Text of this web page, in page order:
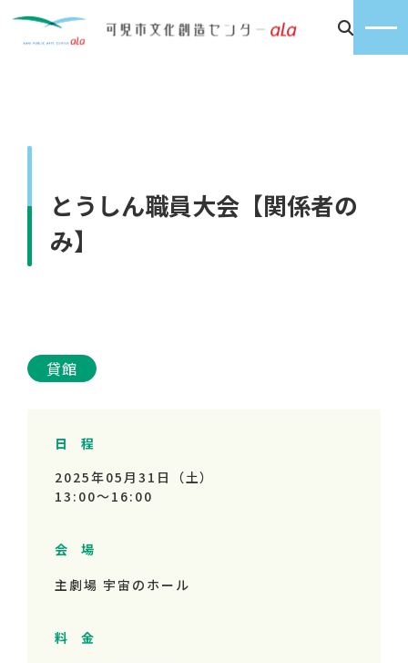
とうしん職員大会【関係者の
み】
貸館
日 程
2025年05月31日（土）
13:00～ 16:00
会 場
主劇場 宇宙のホール
料 金